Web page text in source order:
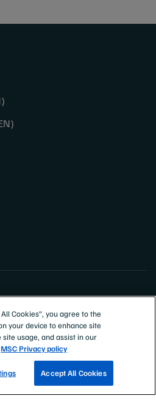
RYBOŁÓWSTWO
Cookies”, you agree to the
your device to enhance site
site usage, and assist in our
MSC Privacy policy
Accept All Cookies